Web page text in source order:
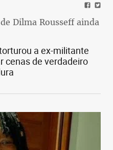
de 13 mil cargos
pública. Há no
Dilma Rousseff ainda
a ex-militante
cenas de verdadeiro